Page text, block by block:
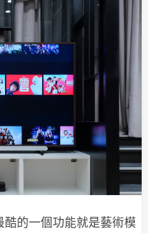
的一個功能就是藝術模